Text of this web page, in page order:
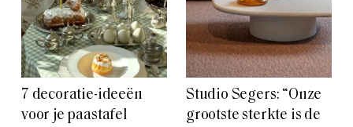
7 decoratie-ideeën
voor je paastafel
Studio Segers: “Onze
grootste sterkte is de